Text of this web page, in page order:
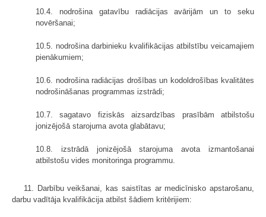
10.4. nodrošina gatavību radiācijas avārijām un to seku
novēršanai;
10.5. nodrošina darbinieku kvalifikācijas atbilstību veicamajiem
pienākumiem;
10.6. nodrošina radiācijas drošības un kodoldrošības kvalitātes
nodrošināšanas programmas izstrādi;
10.7. sagatavo fiziskās aizsardzības prasībām atbilstošu
jonizējošā starojuma avota glabātavu;
10.8. izstrādā jonizējošā starojuma avota izmantošanai
atbilstošu vides monitoringa programmu.
11. Darbību veikšanai, kas saistītas ar medicīnisko apstarošanu,
darbu vadītāja kvalifikācija atbilst šādiem kritērijiem: